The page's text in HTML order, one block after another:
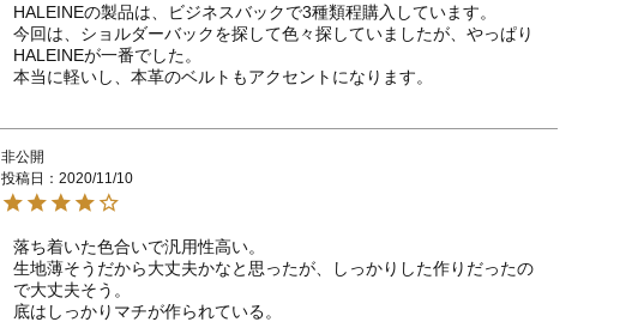
HALEINEの製品は、ビジネスバックで3種類程購入しています。
今回は、ショルダーバックを探して色々探していましたが、やっぱり
HALEINEが一番でした。
本当に軽いし、本革のベルトもアクセントになります。
非公開
投稿日
2020/11/10
落ち着いた色合いで汎用性高い。
生地薄そうだから大丈夫かなと思ったが、しっかりした作りだったの
で大丈夫そう。
底はしっかりマチが作られている。